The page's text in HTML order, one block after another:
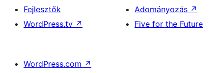
Fejlesztők
WordPress.tv ↗
Adományozás ↗
Five for the Future
WordPress.com ↗